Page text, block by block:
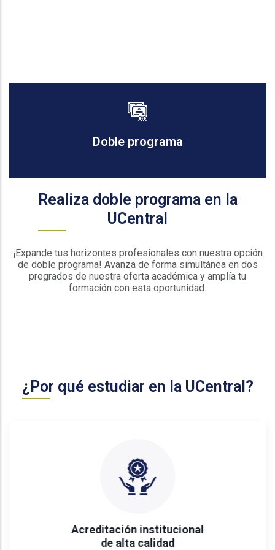
Doble programa
Realiza doble programa en la
UCentral
¡Expande tus horizontes profesionales con nuestra opción
de doble programa! Avanza de forma simultánea en dos
pregrados de nuestra oferta académica y amplía tu
formación con esta oportunidad.
¿Por qué estudiar en la UCentral?
Acreditación institucional
de alta calidad